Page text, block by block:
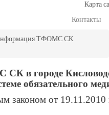
Карта
Контакты
ТФОМС СК
в городе
обязательного
законом от